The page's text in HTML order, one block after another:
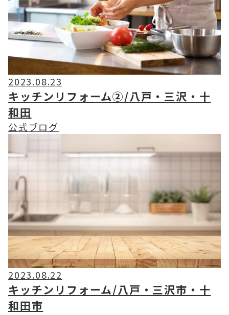
2023.08.23
キッチンリフォーム②/八戸・三沢・十
和田
公式ブログ
2023.08.22
キッチンリフォーム/八戸・三沢市・十
和田市